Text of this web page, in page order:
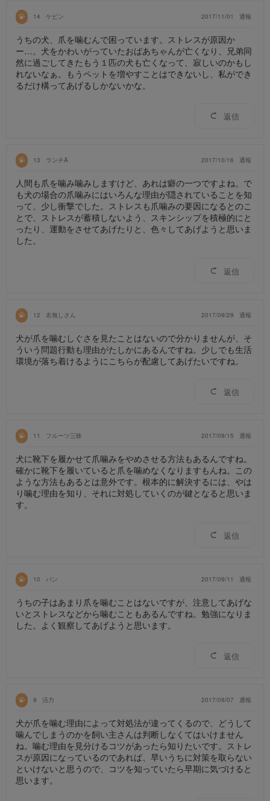
14 ケビン 2017/11/01 通報
うちの犬、爪を噛むんで困っています。ストレスが原因か
ー…。犬をかわいがっていたおばあちゃんが亡くなり、兄弟同
然に過ごしてきたもう１匹の犬も亡くなって、寂しいのかもし
れないなぁ。もうペットを増やすことはできないし、私ができ
るだけ構ってあげるしかないかな。
返信
13 ランチA 2017/10/16 通報
人間も爪を噛み噛みしますけど、あれは癖の一つですよね。で
も犬の場合の爪噛みにはいろんな理由が隠されていることを知
って、少し衝撃でした。ストレスも爪噛みの要因になるとのこ
とで、ストレスが蓄積しないよう、スキンシップを積極的にと
ったり、運動をさせてあげたりと、色々してあげようと思いま
した。
返信
12 名無しさん 2017/09/29 通報
犬が爪を噛むしぐさを見たことはないので分かりませんが、そ
ういう問題行動も理由がたしかにあるんですね。少しでも生活
環境が落ち着けるようにこちらが配慮してあげたいですね。
返信
11 フルーツ三昧 2017/09/15 通報
犬に靴下を履かせて爪噛みをやめさせる方法もあるんですね。
確かに靴下を履いていると爪を噛めなくなりますもんね。この
ような方法もあるとは意外です。根本的に解決するには、やは
り噛む理由を知り、それに対処していくのが鍵となると思いま
す。
返信
10 パン 2017/09/11 通報
うちの子はあまり爪を噛むことはないですが、注意してあげな
いとストレスなどから噛むこともあるんですね。勉強になりま
した。よく観察してあげようと思います。
返信
9 活力 2017/09/07 通報
犬が爪を噛む理由によって対処法が違ってくるので、どうして
噛んでしまうのかを飼い主さんは判断しなくてはいけません
ね。噛む理由を見分けるコツがあったら知りたいです。ストレ
スが原因になっているのであれば、早いうちに対策を取らない
といけないと思うので、コツを知っていたら早期に気づけると
思います。